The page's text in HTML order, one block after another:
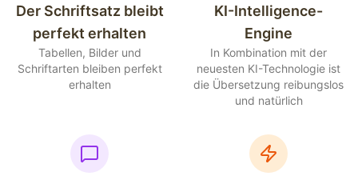
Der Schriftsatz bleibt
perfekt erhalten
Tabellen, Bilder und
Schriftarten bleiben perfekt
erhalten
KI-Intelligence-
Engine
In Kombination mit der
neuesten KI-Technologie ist
die Übersetzung reibungslos
und natürlich